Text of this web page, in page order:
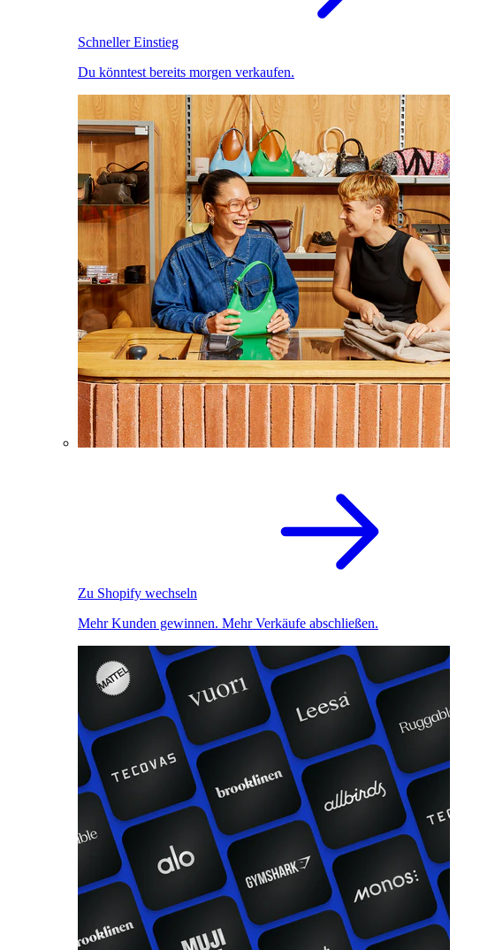
Schneller Einstieg
Du könntest bereits morgen verkaufen.
Zu Shopify wechseln
Mehr Kunden gewinnen. Mehr Verkäufe abschließen.